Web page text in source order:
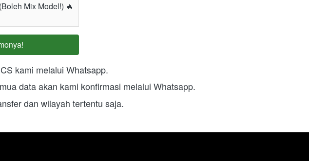
Mix Model!) 🔥
kami melalui Whatsapp.
data akan kami konfirmasi melalui Whatsapp.
dan wilayah tertentu saja.